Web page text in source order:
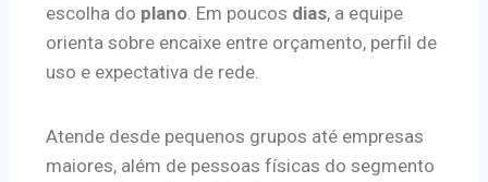
escolha do plano . Em poucos dias, a equipe
orienta sobre encaixe entre orçamento, perfil de
uso e expectativa de rede.
Atende desde pequenos grupos até empresas
maiores, além de pessoas físicas do segmento